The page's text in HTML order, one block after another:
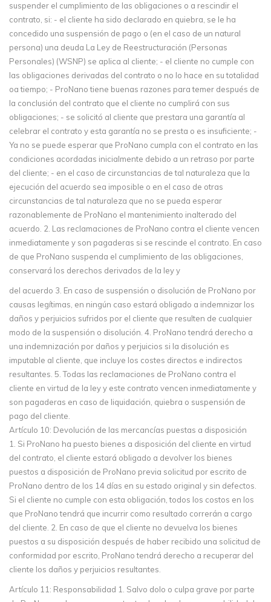
suspender el cumplimiento de las obligaciones o a rescindir el
contrato, si: - el cliente ha sido declarado en quiebra, se le ha
concedido una suspensión de pago o (en el caso de un natural
persona) una deuda La Ley de Reestructuración (Personas
Personales) (WSNP) se aplica al cliente; - el cliente no cumple con
las obligaciones derivadas del contrato o no lo hace en su totalidad
oa tiempo; - ProNano tiene buenas razones para temer después de
la conclusión del contrato que el cliente no cumplirá con sus
obligaciones; - se solicitó al cliente que prestara una garantía al
celebrar el contrato y esta garantía no se presta o es insuficiente; -
Ya no se puede esperar que ProNano cumpla con el contrato en las
condiciones acordadas inicialmente debido a un retraso por parte
del cliente; - en el caso de circunstancias de tal naturaleza que la
ejecución del acuerdo sea imposible o en el caso de otras
circunstancias de tal naturaleza que no se pueda esperar
razonablemente de ProNano el mantenimiento inalterado del
acuerdo. 2. Las reclamaciones de ProNano contra el cliente vencen
inmediatamente y son pagaderas si se rescinde el contrato. En caso
de que ProNano suspenda el cumplimiento de las obligaciones,
conservará los derechos derivados de la ley y
del acuerdo 3. En caso de suspensión o disolución de ProNano por
causas legítimas, en ningún caso estará obligado a indemnizar los
daños y perjuicios sufridos por el cliente que resulten de cualquier
modo de la suspensión o disolución. 4. ProNano tendrá derecho a
una indemnización por daños y perjuicios si la disolución es
imputable al cliente, que incluye los costes directos e indirectos
resultantes. 5. Todas las reclamaciones de ProNano contra el
cliente en virtud de la ley y este contrato vencen inmediatamente y
son pagaderas en caso de liquidación, quiebra o suspensión de
pago del cliente.
Artículo 10: Devolución de las mercancías puestas a disposición
1. Si ProNano ha puesto bienes a disposición del cliente en virtud
del contrato, el cliente estará obligado a devolver los bienes
puestos a disposición de ProNano previa solicitud por escrito de
ProNano dentro de los 14 días en su estado original y sin defectos.
Si el cliente no cumple con esta obligación, todos los costos en los
que ProNano tendrá que incurrir como resultado correrán a cargo
del cliente. 2. En caso de que el cliente no devuelva los bienes
puestos a su disposición después de haber recibido una solicitud de
conformidad por escrito, ProNano tendrá derecho a recuperar del
cliente los daños y perjuicios resultantes.
Artículo 11: Responsabilidad 1. Salvo dolo o culpa grave por parte